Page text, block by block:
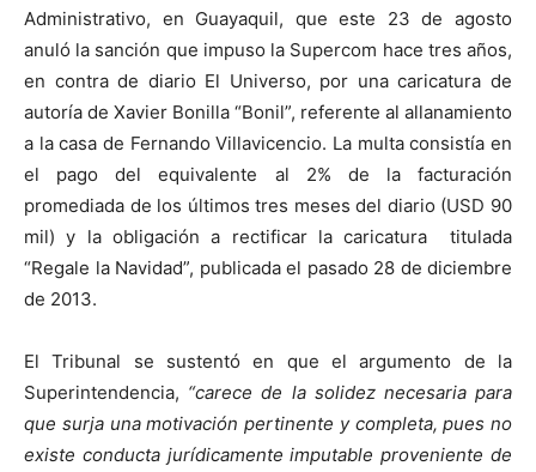
Administrativo, en Guayaquil, que este 23 de agosto
anuló la sanción que impuso la Supercom hace tres años,
en contra de diario El Universo, por una caricatura de
autoría de Xavier Bonilla “Bonil”, referente al allanamiento
a la casa de Fernando Villavicencio. La multa consistía en
el pago del equivalente al 2% de la facturación
promediada de los últimos tres meses del diario (USD 90
mil) y la obligación a rectificar la caricatura titulada
“Regale la Navidad”, publicada el pasado 28 de diciembre
de 2013.
El Tribunal se sustentó en que el argumento de la
Superintendencia, “carece de la solidez necesaria para
que surja una motivación pertinente y completa, pues no
existe conducta jurídicamente imputable proveniente de